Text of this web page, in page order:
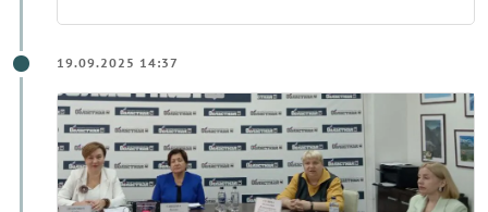
19.09.2025 14:37